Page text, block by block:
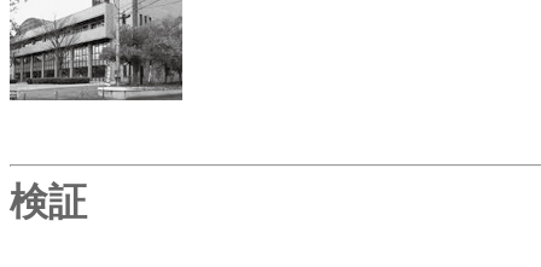
検証